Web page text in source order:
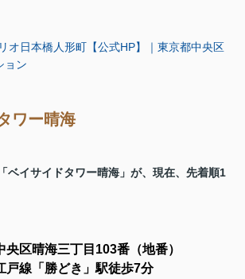
オ日本橋人形町【公式HP】｜東京都中央区
ョン
ワー晴海
ベイサイドタワー晴海」が、現在、先着順1
区晴海三丁目103番（地番）
線「勝どき」駅徒歩7分